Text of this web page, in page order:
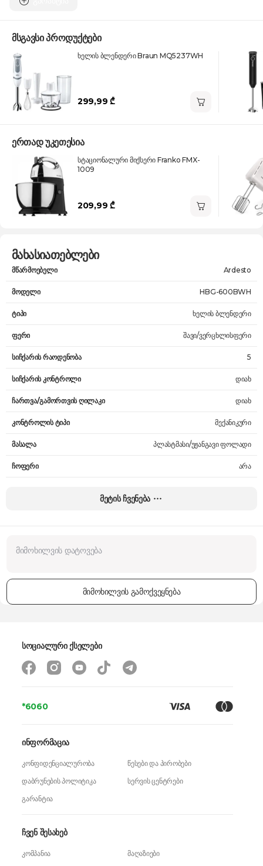
მსგავსი პროდუქტები
ხელის ბლენდერი Braun MQ5237WH
299,99 ₾
ერთად უკეთესია
სტაციონალური მიქსერი Franko FMX-
1009
209,99 ₾
მახასიათებლები
მწარმოებელი Ardesto
მოდელი HBG-600BWH
ტიპი ხელის ბლენდერი
ფერი შავი/ვერცხლისფერი
სიჩქარის რაოდენობა 5
სიჩქარის კონტროლი დიახ
ჩართვა/გამორთვის ღილაკი დიახ
კონტროლის ტიპი მექანიკური
მასალა პლასტმასი/უჟანგავი ფოლადი
ჩოფერი არა
სიმძლავრე
ზომები
წონა
მეტის ჩვენება
მიმოხილვის გამოქვეყნება
*6060
ჩვენ შესახებ
კომპანია მაღაზიები
ინფორმაცია
კონფიდენციალურობა
წესები და პირობები
დაბრუნების პოლიტიკა
სერვის ცენტრები
გარანტია
სოციალური ქსელები